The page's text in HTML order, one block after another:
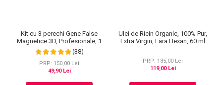
Kit cu 3 perechi Gene False
Magnetice 3D, Profesionale, 1
Aplicator, 1 Eyeliner Magnetic
Negru intens, Waterproof, 3
Modele
(38)
PRP: 150,00 Lei
49,90 Lei
Ulei de Ricin Organic, 100% Pur,
Extra Virgin, Fara Hexan, 60 ml
PRP: 135,00 Lei
119,00 Lei